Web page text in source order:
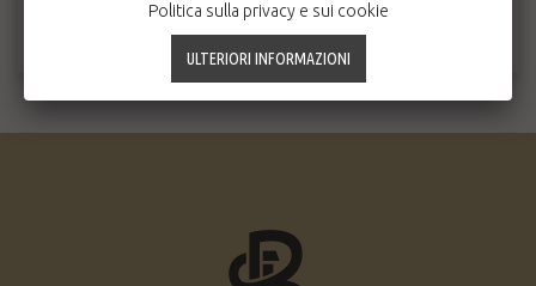
Politica sulla privacy e sui cookie